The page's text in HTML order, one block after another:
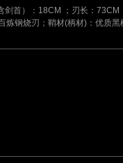
剑首）：18CM ；刃长：73CM
炼钢烧刃；鞘材(柄材)：优质黑